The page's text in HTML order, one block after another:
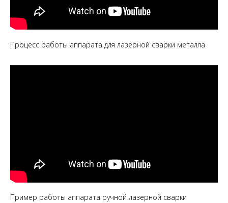
Процесс работы аппарата для лазерной сварки металла
Пример работы аппарата ручной лазерной сварки